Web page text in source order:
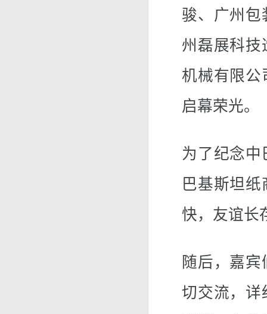
骏、广州包
州磊展科技
机械有限公
启幕荣光。
为了纪念
巴基斯坦
快，友谊长
随后，嘉
切交流，详